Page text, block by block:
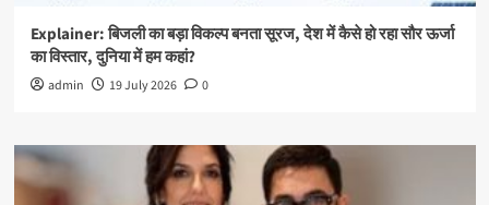
Explainer: बिजली का बड़ा विकल्प बनता सूरज, देश में कैसे हो रहा सौर ऊर्जा
का विस्तार, दुनिया में हम कहां?
admin 19 July 2026 0